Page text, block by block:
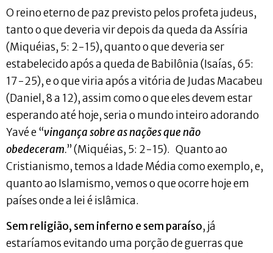
O reino eterno de paz previsto pelos profeta judeus,
tanto o que deveria vir depois da queda da Assíria
(Miquéias, 5: 2-15), quanto o que deveria ser
estabelecido após a queda de Babilônia (Isaías, 65:
17-25), e o que viria após a vitória de Judas Macabeu
(Daniel, 8 a 12), assim como o que eles devem estar
esperando até hoje, seria o mundo inteiro adorando
Yavé e “vingança sobre as nações que não
obedeceram.” (Miquéias, 5: 2-15). Quanto ao
Cristianismo, temos a Idade Média como exemplo, e,
quanto ao Islamismo, vemos o que ocorre hoje em
países onde a lei é islâmica.
Sem religião, sem inferno e sem paraíso, já
estaríamos evitando uma porção de guerras que